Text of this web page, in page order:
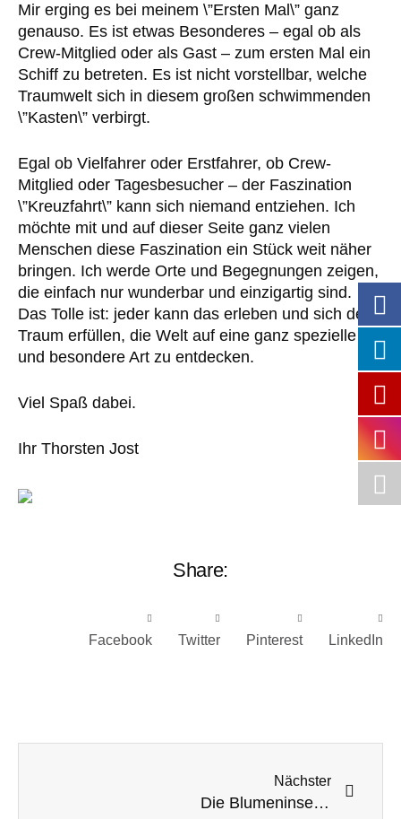
Mir erging es bei meinem \”Ersten Mal\” ganz
genauso. Es ist etwas Besonderes – egal ob als
Crew-Mitglied oder als Gast – zum ersten Mal ein
Schiff zu betreten. Es ist nicht vorstellbar, welche
Traumwelt sich in diesem großen schwimmenden
\”Kasten\” verbirgt.
Egal ob Vielfahrer oder Erstfahrer, ob Crew-
Mitglied oder Tagesbesucher – der Faszination
\”Kreuzfahrt\” kann sich niemand entziehen. Ich
möchte mit und auf dieser Seite ganz vielen
Menschen diese Faszination ein Stück weit näher
bringen. Ich werde Orte und Begegnungen zeigen,
die einfach nur wunderbar und einzigartig sind.
Das Tolle ist: jeder kann das erleben und sich den
Traum erfüllen, die Welt auf eine ganz spezielle
und besondere Art zu entdecken.
Viel Spaß dabei.
Ihr Thorsten Jost
Share:
Facebook Twitter Pinterest LinkedIn
Nächster
Die Blumeninsel – Madeira